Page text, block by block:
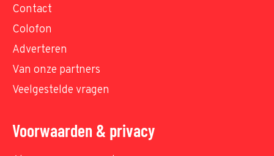
Contact
Colofon
Adverteren
Van onze partners
Veelgestelde vragen
Voorwaarden & privacy